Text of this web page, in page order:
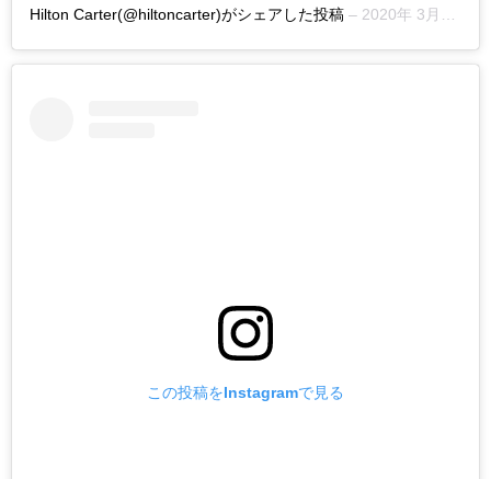
Hilton Carter(@hiltoncarter)がシェアした投稿 – 2020年 3月月13日午前4時29分PDT
この投稿をInstagramで見る